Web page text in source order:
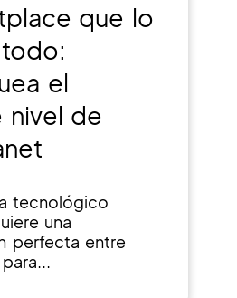
que lo
el
nivel de
tecnológico
una
perfecta entre